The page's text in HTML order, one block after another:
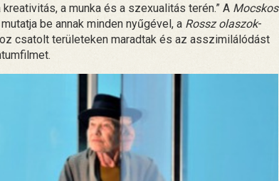
a munka és a szexualitás terén.” A Mocskos
be annak minden nyűgével, a Rossz olaszok-
csatolt területeken maradtak és az asszimilálódást